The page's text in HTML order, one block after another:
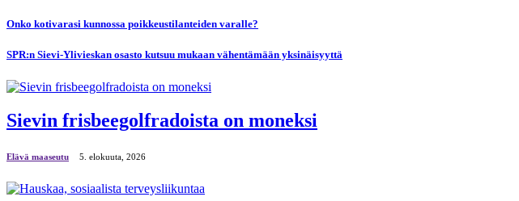
Onko kotivarasi kunnossa poikkeustilanteiden varalle?
SPR:n Sievi-Ylivieskan osasto kutsuu mukaan vähentämään yksinäisyyttä
Sievin frisbeegolfradoista on moneksi
Elävä maaseutu 5. elokuuta, 2026